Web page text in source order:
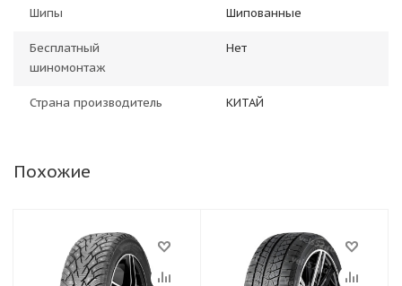
Шипы Шипованные
Бесплатный
шиномонтаж
Нет
Страна производитель КИТАЙ
Похожие